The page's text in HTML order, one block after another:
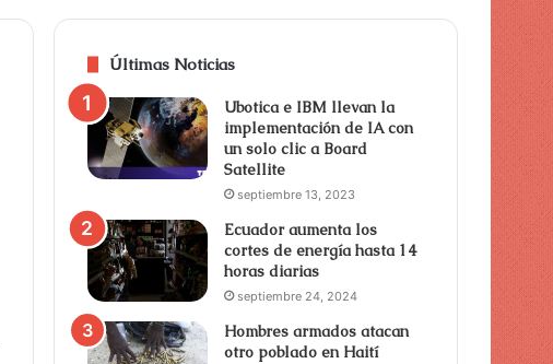
Últimas Noticias
Ubotica e IBM llevan la
implementación de IA con
un solo clic a Board
Satellite
septiembre 13, 2023
Ecuador aumenta los
cortes de energía hasta 14
horas diarias
septiembre 24, 2024
Hombres armados atacan
otro poblado en Haití